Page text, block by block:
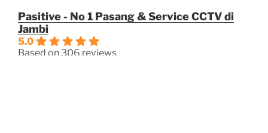
Pasitive - No 1 Pasang & Service CCTV di
Jambi
5.0
Based on 306 reviews